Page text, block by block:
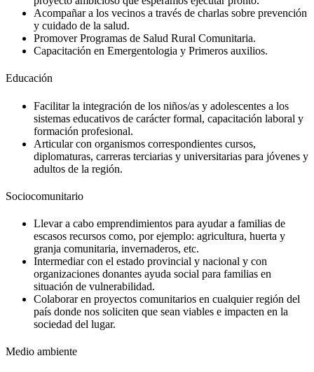
Acompañar a los vecinos a través de charlas sobre prevención
y cuidado de la salud.
Promover Programas de Salud Rural Comunitaria.
Capacitación en Emergentologia y Primeros auxilios.
Educación
Facilitar la integración de los niños/as y adolescentes a los
sistemas educativos de carácter formal, capacitación laboral y
formación profesional.
Articular con organismos correspondientes cursos,
diplomaturas, carreras terciarias y universitarias para jóvenes y
adultos de la región.
Sociocomunitario
Llevar a cabo emprendimientos para ayudar a familias de
escasos recursos como, por ejemplo: agricultura, huerta y
granja comunitaria, invernaderos, etc.
Intermediar con el estado provincial y nacional y con
organizaciones donantes ayuda social para familias en
situación de vulnerabilidad.
Colaborar en proyectos comunitarios en cualquier región del
país donde nos soliciten que sean viables e impacten en la
sociedad del lugar.
Medio ambiente